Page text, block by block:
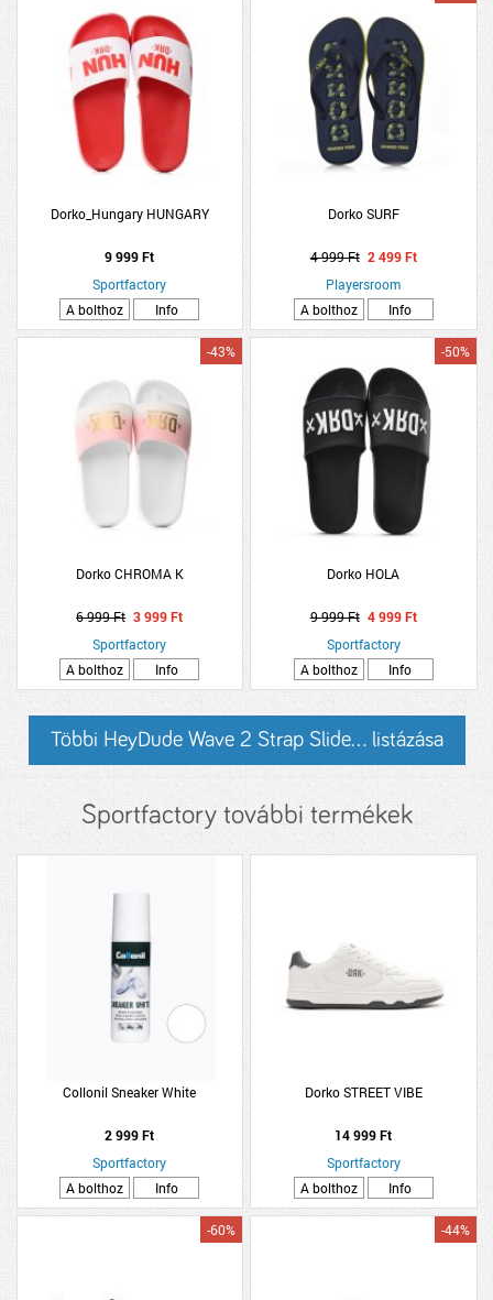
Dorko_Hungary HUNGARY
9 999 Ft
Sportfactory
A bolthoz
Info
Dorko SURF
4 999 Ft 2 499 Ft
Playersroom
A bolthoz
Info
Dorko CHROMA K
-43%
6 999 Ft 3 999 Ft
Sportfactory
A bolthoz
Info
Dorko HOLA
-50%
9 999 Ft 4 999 Ft
Sportfactory
A bolthoz
Info
Többi HeyDude Wave 2 Strap Slide... listázása
Sportfactory további termékek
Collonil Sneaker White
2 999 Ft
Sportfactory
A bolthoz
Info
Dorko STREET VIBE
14 999 Ft
Sportfactory
A bolthoz
Info
-60% -44%